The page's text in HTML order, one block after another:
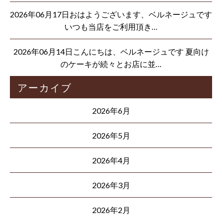
2026年06月17日おはようございます、ベルネージュです
いつも当店をご利用頂き…
2026年06月14日こんにちは、ベルネージュです 夏向け
のケーキが続々とお店に並…
アーカイブ
2026年6月
2026年5月
2026年4月
2026年3月
2026年2月